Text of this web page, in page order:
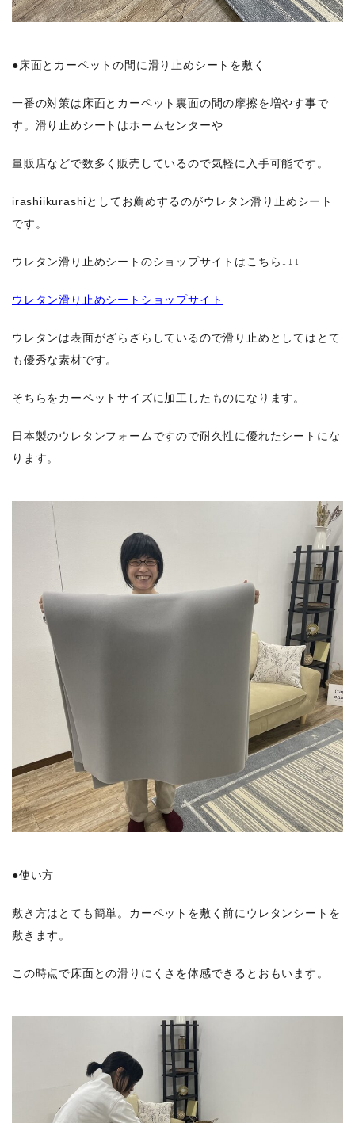
●床面とカーペットの間に滑り止めシートを敷く
一番の対策は床面とカーペット裏面の間の摩擦を増やす事で
す。滑り止めシートはホームセンターや
量販店などで数多く販売しているので気軽に入手可能です。
irashiikurashiとしてお薦めするのがウレタン滑り止めシート
です。
ウレタン滑り止めシートのショップサイトはこちら↓↓↓
ウレタン滑り止めシートショップサイト
ウレタンは表面がざらざらしているので滑り止めとしてはとて
も優秀な素材です。
そちらをカーペットサイズに加工したものになります。
日本製のウレタンフォームですので耐久性に優れたシートにな
ります。
●使い方
敷き方はとても簡単。カーペットを敷く前にウレタンシートを
敷きます。
この時点で床面との滑りにくさを体感できるとおもいます。